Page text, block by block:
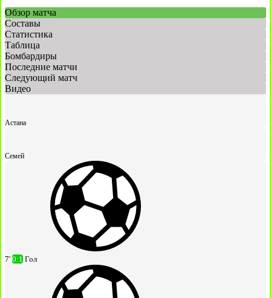
Обзор матча
Составы
Статистика
Таблица
Бомбардиры
Последние матчи
Следующий матч
Видео
Астана
Семей
7' 0:1 Гол